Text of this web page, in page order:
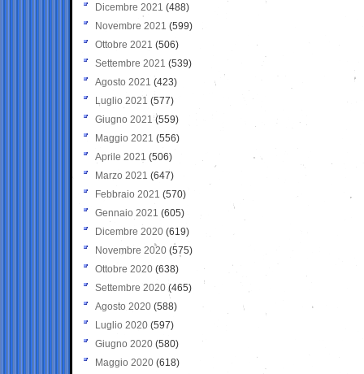
Dicembre 2021 (488)
Novembre 2021 (599)
Ottobre 2021 (506)
Settembre 2021 (539)
Agosto 2021 (423)
Luglio 2021 (577)
Giugno 2021(559)
Maggio 2021 (556)
Aprile 2021 (506)
Marzo 2021 (647)
Febbraio 2021 (570)
Gennaio 2021 (605)
Dicembre 2020 (619)
Novembre 2020 (575)
Ottobre 2020 (638)
Settembre 2020(465)
Agosto 2020 (588)
Luglio 2020 (597)
Giugno 2020 (580)
Maggio 2020 (618)